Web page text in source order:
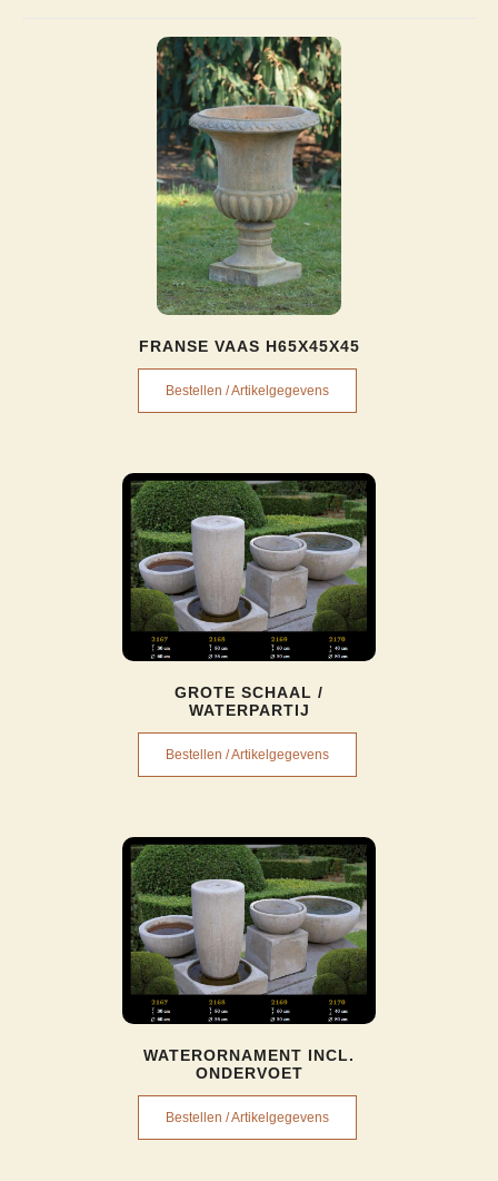
FRANSE VAAS H65X45X45
Bestellen / Artikelgegevens
GROTE SCHAAL /
WATERPARTIJ
Bestellen / Artikelgegevens
WATERORNAMENT INCL.
ONDERVOET
Bestellen / Artikelgegevens